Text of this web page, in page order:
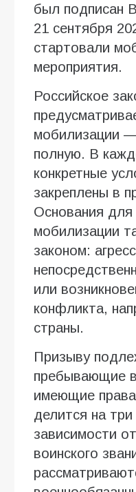
был подписан
21 сентября
стартовали
мероприятия.
Российское
мобилизации
полную. В
конкретные
закреплены в
Основания
мобилизации
законом:
или
конфликта,
страны.
Призыву
пребывающие
имеющие права
делится на
зависимости
воинского